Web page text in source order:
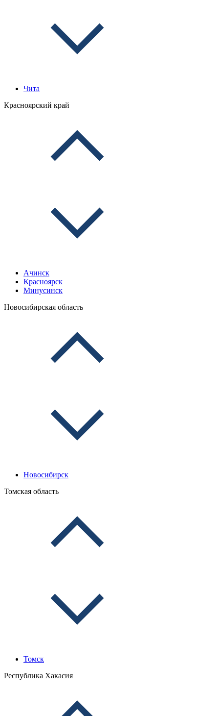
Чита
Красноярский край
Ачинск
Красноярск
Минусинск
Новосибирская область
Новосибирск
Томская область
Томск
Республика Хакасия